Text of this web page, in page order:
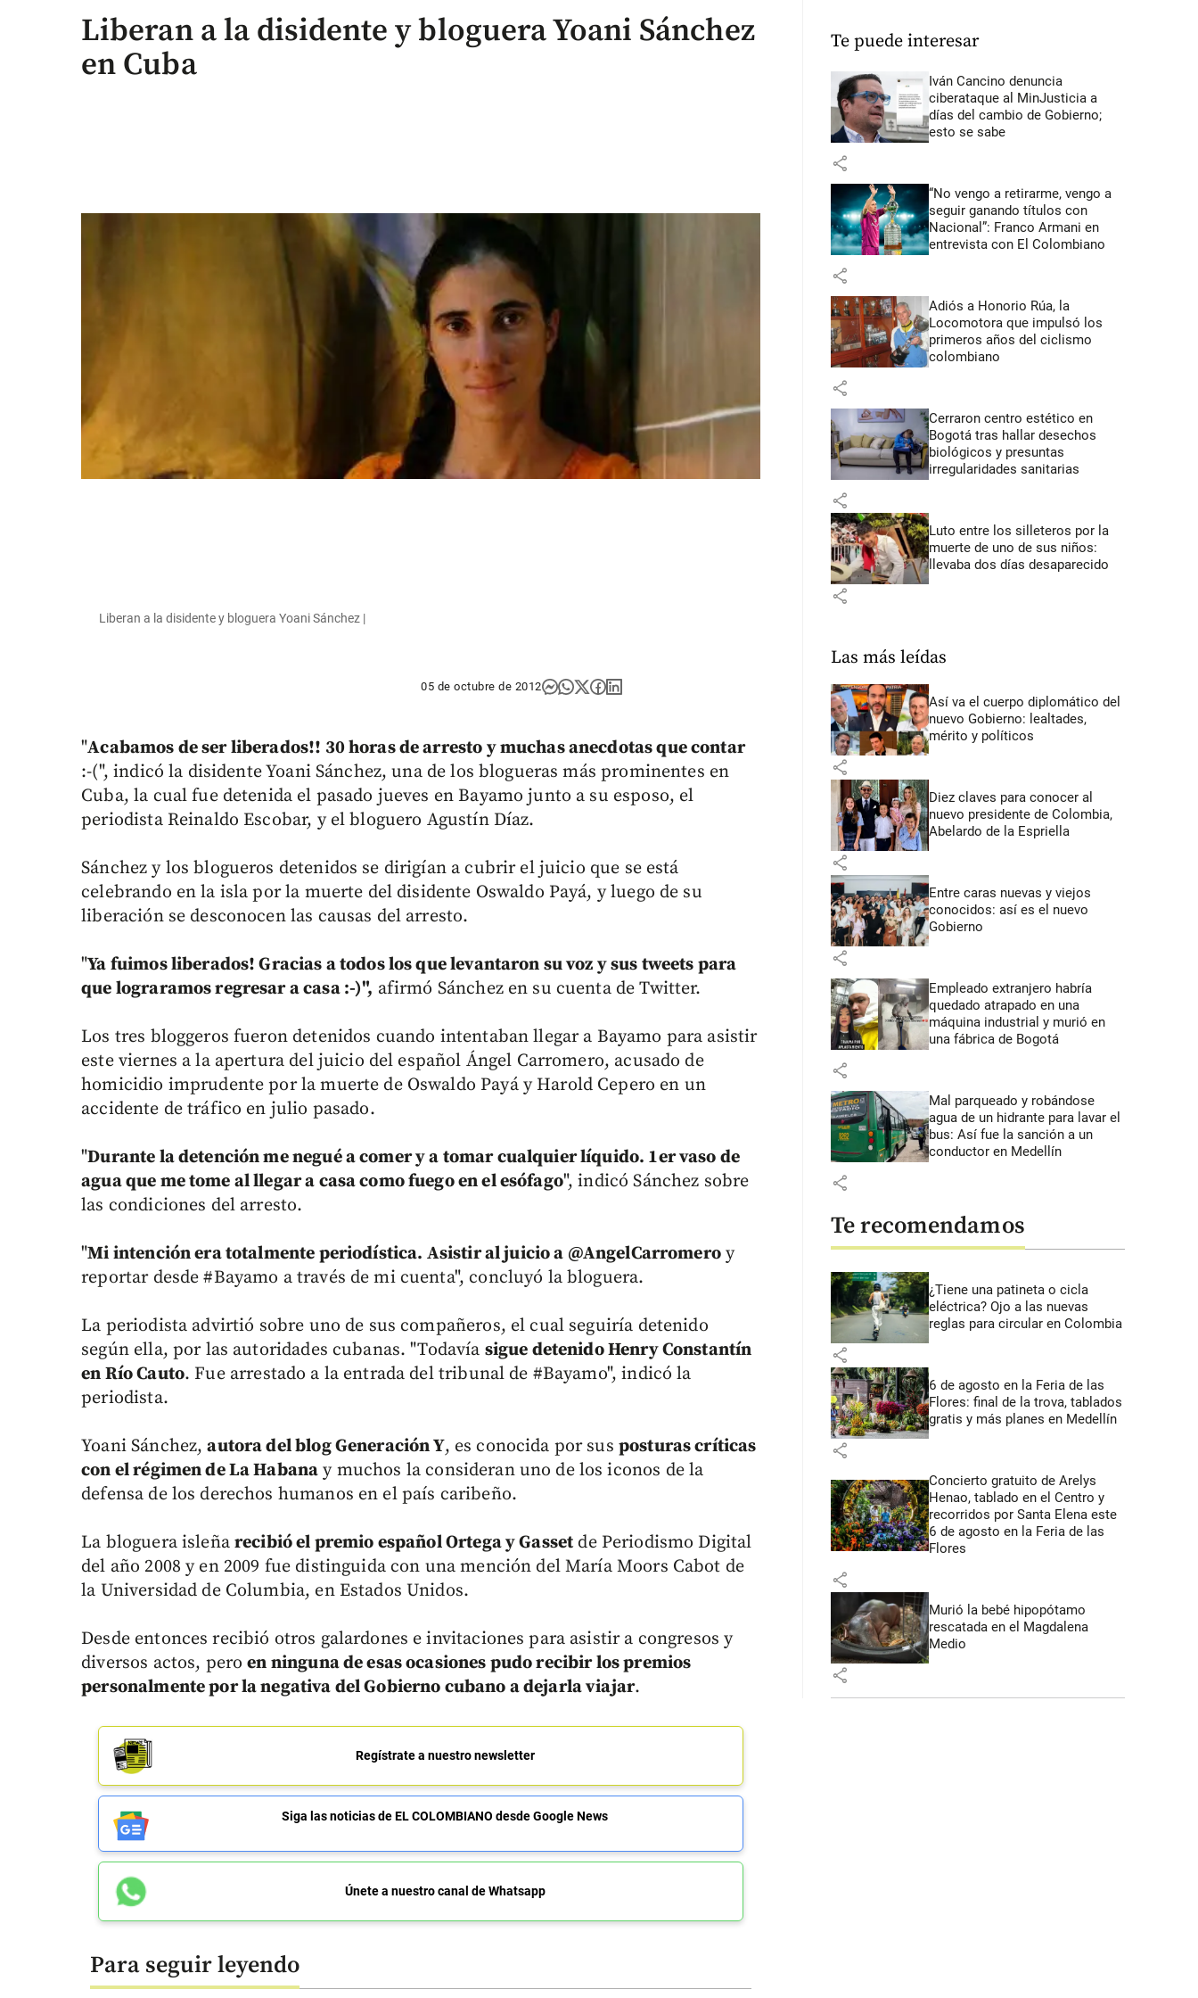
Liberan a la disidente y bloguera Yoani Sánchez
en Cuba
Liberan a la disidente y bloguera Yoani Sánchez |
05 de octubre de 2012
"Acabamos de ser liberados!! 30 horas de arresto y muchas anecdotas que contar
:-(", indicó la disidente Yoani Sánchez, una de los blogueras más prominentes en
Cuba, la cual fue detenida el pasado jueves en Bayamo junto a su esposo, el
periodista Reinaldo Escobar, y el bloguero Agustín Díaz.
Sánchez y los blogueros detenidos se dirigían a cubrir el juicio que se está
celebrando en la isla por la muerte del disidente Oswaldo Payá, y luego de su
liberación se desconocen las causas del arresto.
"Ya fuimos liberados! Gracias a todos los que levantaron su voz y sus tweets para
que lograramos regresar a casa :-)", afirmó Sánchez en su cuenta de Twitter.
Los tres bloggeros fueron detenidos cuando intentaban llegar a Bayamo para asistir
este viernes a la apertura del juicio del español Ángel Carromero, acusado de
homicidio imprudente por la muerte de Oswaldo Payá y Harold Cepero en un
accidente de tráfico en julio pasado.
"Durante la detención me negué a comer y a tomar cualquier líquido. 1er vaso de
agua que me tome al llegar a casa como fuego en el esófago", indicó Sánchez sobre
las condiciones del arresto.
"Mi intención era totalmente periodística. Asistir al juicio a @AngelCarromeroy
reportar desde #Bayamo a través de mi cuenta", concluyó la bloguera.
La periodista advirtió sobre uno de sus compañeros, el cual seguiría detenido
según ella, por las autoridades cubanas. "Todavía sigue detenido Henry Constantín
en Río Cauto. Fue arrestado a la entrada del tribunal de #Bayamo", indicó la
periodista.
Yoani Sánchez,autora del blog Generación Y, es conocida por sus posturas críticas
con el régimen de La Habana y muchos la consideran uno de los iconos de la
defensa de los derechos humanos en el país caribeño.
La bloguera isleñarecibió el premio español Ortega y Gasset de Periodismo Digital
del año 2008 y en 2009 fue distinguida con una mención del María Moors Cabot de
la Universidad de Columbia, en Estados Unidos.
Desde entonces recibió otros galardones e invitaciones para asistir a congresos y
diversos actos, peroen ninguna de esas ocasiones pudo recibir los premios
personalmente por la negativa del Gobierno cubano a dejarla viajar.
Regístrate a nuestro newsletter
Siga las noticias de EL COLOMBIANO desde Google News
Únete a nuestro canal de Whatsapp
Para seguir leyendo
Te puede interesar
Iván Cancino denuncia
ciberataque al MinJusticia a
días del cambio de Gobierno;
esto se sabe
share
“No vengo a retirarme, vengo a
seguir ganando títulos con
Nacional”: Franco Armani en
entrevista con El Colombiano
share
Adiós a Honorio Rúa, la
Locomotora que impulsó los
primeros años del ciclismo
colombiano
share
Cerraron centro estético en
Bogotá tras hallar desechos
biológicos y presuntas
irregularidades sanitarias
share
Luto entre los silleteros por la
muerte de uno de sus niños:
llevaba dos días desaparecido
share
Las más leídas
Así va el cuerpo diplomático del
nuevo Gobierno: lealtades,
mérito y políticos
share
Diez claves para conocer al
nuevo presidente de Colombia,
Abelardo de la Espriella
share
Entre caras nuevas y viejos
conocidos: así es el nuevo
Gobierno
share
Empleado extranjero habría
quedado atrapado en una
máquina industrial y murió en
una fábrica de Bogotá
share
Mal parqueado y robándose
agua de un hidrante para lavar el
bus: Así fue la sanción a un
conductor en Medellín
share
Te recomendamos
¿Tiene una patineta o cicla
eléctrica? Ojo a las nuevas
reglas para circular en Colombia
share
6 de agosto en la Feria de las
Flores: final de la trova, tablados
gratis y más planes en Medellín
share
Concierto gratuito de Arelys
Henao, tablado en el Centro y
recorridos por Santa Elena este
6 de agosto en la Feria de las
Flores
share
Murió la bebé hipopótamo
rescatada en el Magdalena
Medio
share